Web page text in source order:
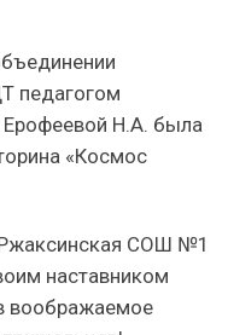
педагогом
Ерофеевой Н.А. была
«Космос
СОШ №1
наставником
воображаемое